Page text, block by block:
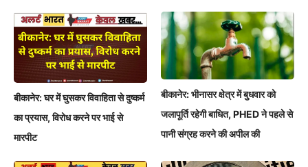
बीकानेर: घर में घुसकर विवाहिता से दुष्कर्म
का प्रयास, विरोध करने पर भाई से
मारपीट
बीकानेर: भीनासर क्षेत्र में बुधवार को
जलापूर्ति रहेगी बाधित, PHED ने पहले से
पानी संग्रह करने की अपील की